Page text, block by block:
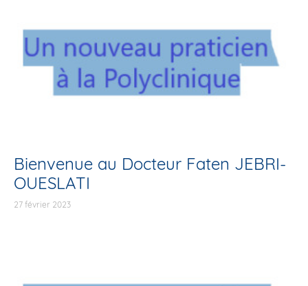
Bienvenue au Docteur Faten JEBRI-
OUESLATI
27 février 2023